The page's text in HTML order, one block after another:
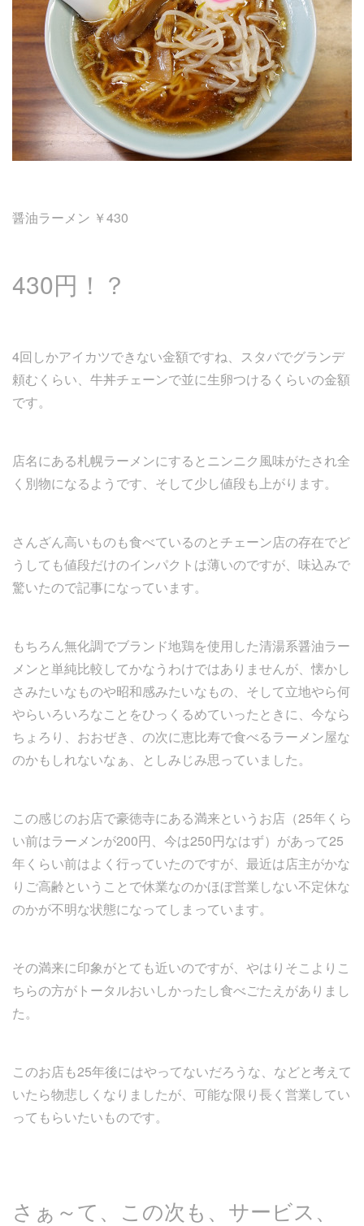
醤油ラーメン ￥430
430円！？
4回しかアイカツできない金額ですね、スタバでグランデ
頼むくらい、牛丼チェーンで並に生卵つけるくらいの金額
です。
店名にある札幌ラーメンにするとニンニク風味がたされ全
く別物になるようです、そして少し値段も上がります。
さんざん高いものも食べているのとチェーン店の存在でど
うしても値段だけのインパクトは薄いのですが、味込みで
驚いたので記事になっています。
もちろん無化調でブランド地鶏を使用した清湯系醤油ラー
メンと単純比較してかなうわけではありませんが、懐かし
さみたいなものや昭和感みたいなもの、そして立地やら何
やらいろいろなことをひっくるめていったときに、今なら
ちょろり、おおぜき、の次に恵比寿で食べるラーメン屋な
のかもしれないなぁ、としみじみ思っていました。
この感じのお店で豪徳寺にある満来というお店（25年くら
い前はラーメンが200円、今は250円なはず）があって25
年くらい前はよく行っていたのですが、最近は店主がかな
りご高齢ということで休業なのかほぼ営業しない不定休な
のかが不明な状態になってしまっています。
その満来に印象がとても近いのですが、やはりそこよりこ
ちらの方がトータルおいしかったし食べごたえがありまし
た。
このお店も25年後にはやってないだろうな、などと考えて
いたら物悲しくなりましたが、可能な限り長く営業してい
ってもらいたいものです。
さぁ～て、この次も、サービス、